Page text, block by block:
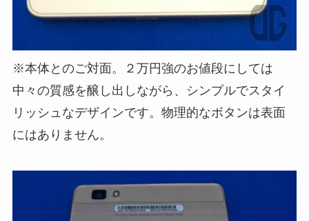
※本体とのご対面。２万円強のお値段にしては
中々の質感を醸し出しながら、シンプルでスタイ
リッシュなデザインです。物理的なボタンは表面
にはありません。